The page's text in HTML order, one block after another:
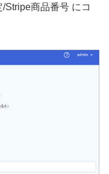
Stripe商品番号 にコ